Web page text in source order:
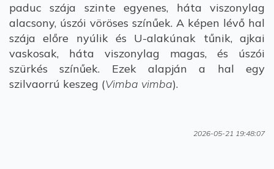
paduc szája szinte egyenes, háta viszonylag
alacsony, úszói vöröses színűek. A képen lévő hal
szája előre nyúlik és U-alakúnak tűnik, ajkai
vaskosak, háta viszonylag magas, és úszói
szürkés színűek. Ezek alapján a hal egy
szilvaorrú keszeg (Vimba vimba).
2026-05-21 19:48:07